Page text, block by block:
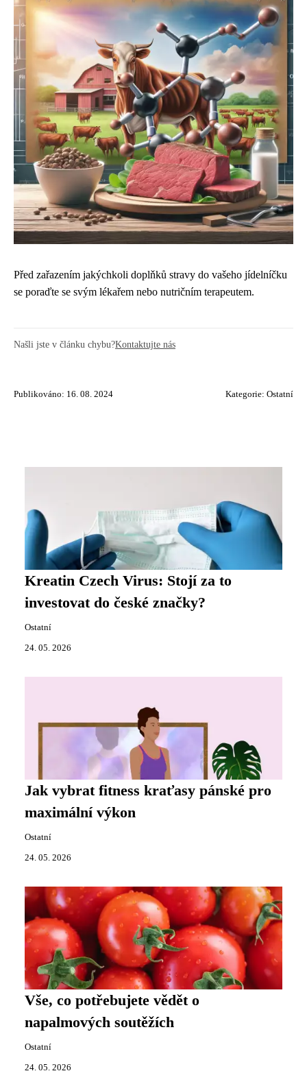
Před zařazením jakýchkoli doplňků stravy do vašeho jídelníčku
se poraďte se svým lékařem nebo nutričním terapeutem.
Našli jste v článku chybu?Kontaktujte nás
Publikováno: 16. 08. 2024 Kategorie: Ostatní
Kreatin Czech Virus: Stojí za to
investovat do české značky?
Ostatní
24. 05. 2026
Jak vybrat fitness kraťasy pánské pro
maximální výkon
Ostatní
24. 05. 2026
Vše, co potřebujete vědět o
napalmových soutěžích
Ostatní
24. 05. 2026